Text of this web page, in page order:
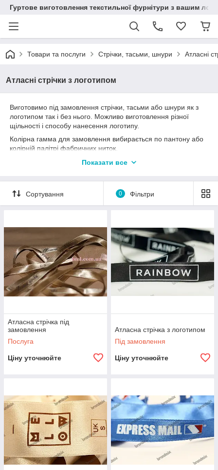
Гуртове виготовлення текстильної фурнітури з вашим
Товари та послуги Стрічки, тасьми, шнури Атласні
Атласні стрічки з логотипом
Виготовимо під замовлення стрічки, тасьми або шнури як з
логотипом так і без нього. Можливо виготовлення різної
щільності і способу нанесення логотипу.
Колірна гамма для замовлення вибирається по пантону або
колірній палітрі фабричних ниток.
Всі ціни прораховуються індивідуально за Вашим макетом,
логотипу (орнаменту).
Для уточнення цін ― надішліть свої дані на нашу пошту
brandmix@ukr.net
Показати все
Сортування 0 Фільтри
Атласна стрічка під
замовлення
Послуга
Ціну уточнюйте
Атласна стрічка з логотипом
Під замовлення
Ціну уточнюйте